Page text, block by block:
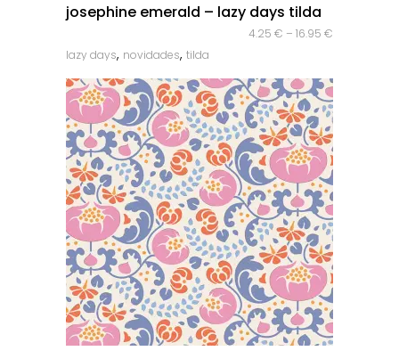
josephine emerald – lazy days tilda
4.25 € – 16.95 €
lazy days, novidades, tilda